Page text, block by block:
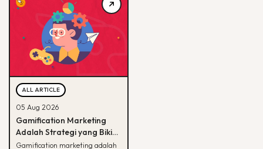
ALL ARTICLE
05 Aug 2026
Gamification Marketing
Adalah Strategi yang Bikin
Konsumen Betah, Ini Cara
Gamification marketing adalah